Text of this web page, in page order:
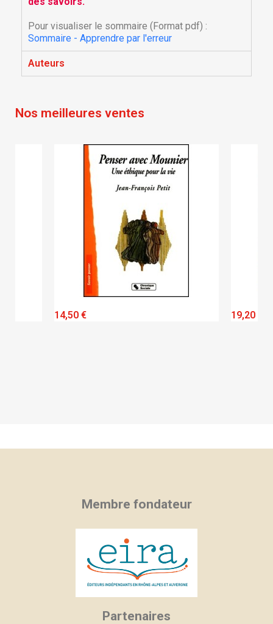
Annuler Créer une liste d'envies
Annuler
Pour visualiser le sommaire (Format pdf) :
Sommaire - Apprendre par l'erreur
Auteurs
Nos meilleures ventes
14,50 € 19,20 €
Membre fondateur
Partenaires